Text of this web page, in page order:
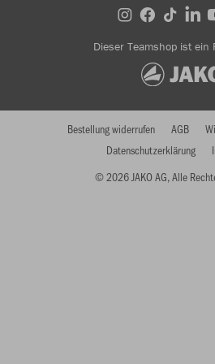
Dieser Teamshop ist ein
© 2026 JAKO AG, Alle
Bestellung widerrufen AGB
Datenschutzerklärung